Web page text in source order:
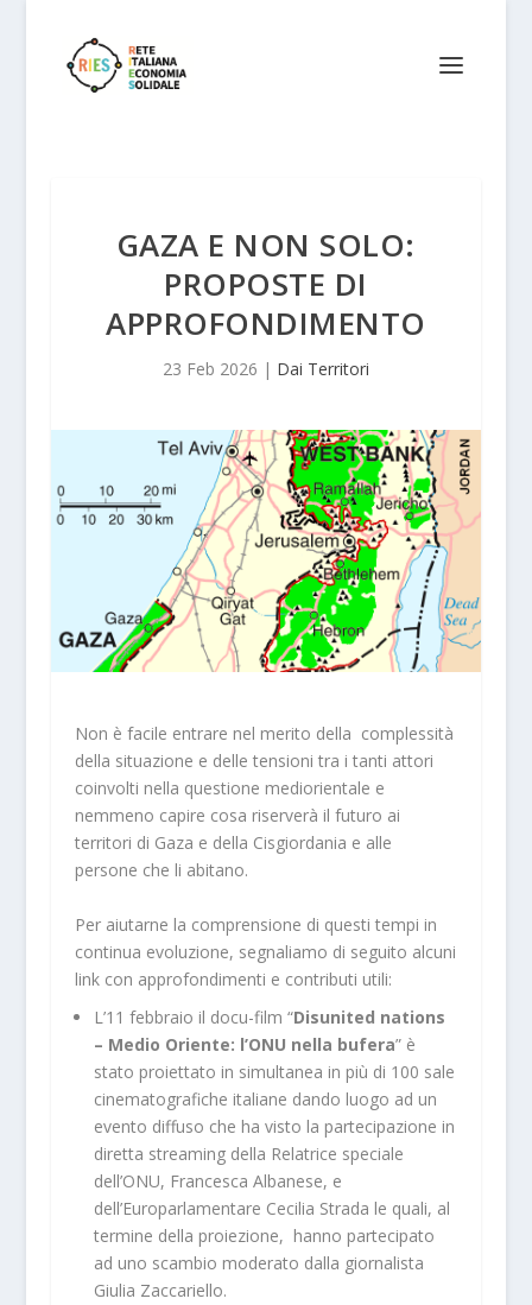
GAZA E NON SOLO:
PROPOSTE DI
APPROFONDIMENTO
23 Feb 2026 | Dai Territori
Non è facile entrare nel merito della complessità
della situazione e delle tensioni tra i tanti attori
coinvolti nella questione mediorientale e
nemmeno capire cosa riserverà il futuro ai
territori di Gaza e della Cisgiordania e alle
persone che li abitano.
Per aiutarne la comprensione di questi tempi in
continua evoluzione, segnaliamo di seguito alcuni
link con approfondimenti e contributi utili:
L’11 febbraio il docu-film “Disunited nations
– Medio Oriente: l’ONU nella bufera” è
stato proiettato in simultanea in più di 100 sale
cinematografiche italiane dando luogo ad un
evento diffuso che ha visto la partecipazione in
diretta streaming della Relatrice speciale
dell’ONU, Francesca Albanese, e
dell’Europarlamentare Cecilia Strada le quali, al
termine della proiezione, hanno partecipato
ad uno scambio moderato dalla giornalista
Giulia Zaccariello.